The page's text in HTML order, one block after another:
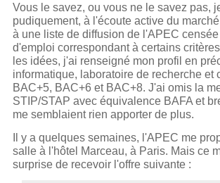
Vous le savez, ou vous ne le savez pas,
pudiquement, à l'écoute active du
à une liste de diffusion de l'APEC
d'emploi correspondant à certains
les idées, j'ai renseigné mon profil en
informatique, laboratoire de recherche et
BAC+5, BAC+6 et BAC+8. J'ai omis la
STIP/STAP avec équivalence BAFA et
me semblaient rien apporter de plus.
Il y a quelques semaines, l'APEC me
salle à l'hôtel Marceau, à Paris. Mais ce
surprise de recevoir l'offre suivante :